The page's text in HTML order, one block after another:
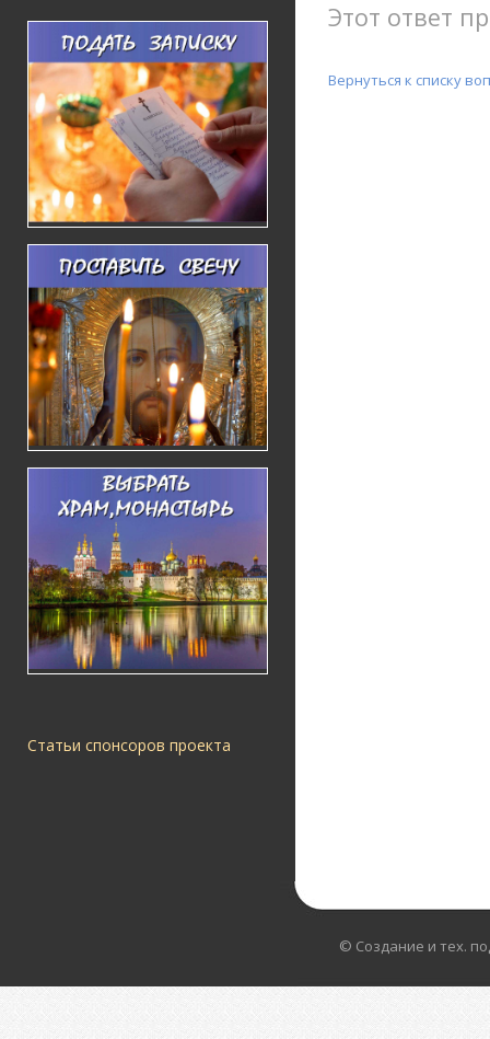
Статьи спонсоров проекта
Этот ответ
Вернуться к списку
© Создание и тех.